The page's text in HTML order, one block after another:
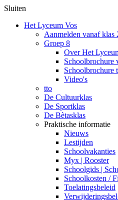
Sluiten
Het Lyceum Vos
Aanmelden vanaf klas
Groep 8
Over Het
Schoolbrochure
Schoolbrochure
Video's
tto
De Cultuurklas
De Sportklas
De Bètasklas
Praktische informatie
Nieuws
Lestijden
Schoolvakanties
Myx | Rooster
Schoolgids |
Schoolkosten /
Toelatingsbeleid